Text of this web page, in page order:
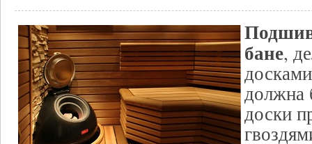
бане,
должна
доски